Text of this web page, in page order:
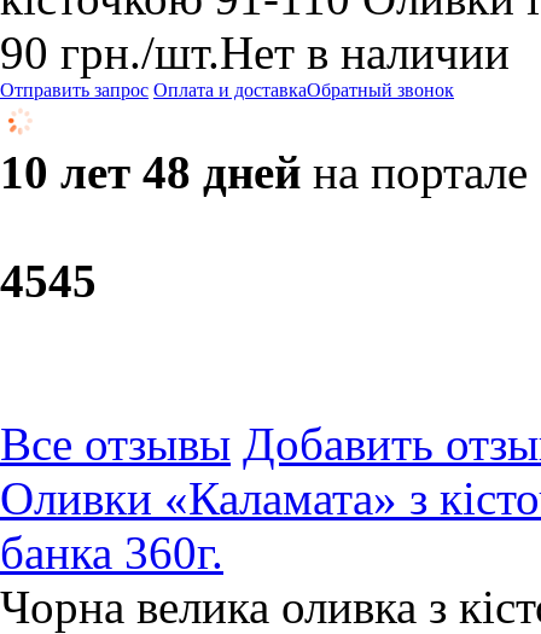
90 грн./шт.Нет в наличии
Отправить запрос Оплата и доставкаОбратный звонок
10 лет 48 дней на портале
4545
Все отзывы Добавить
Оливки «Каламата» з
банка 360г.
Чорна велика оливка з